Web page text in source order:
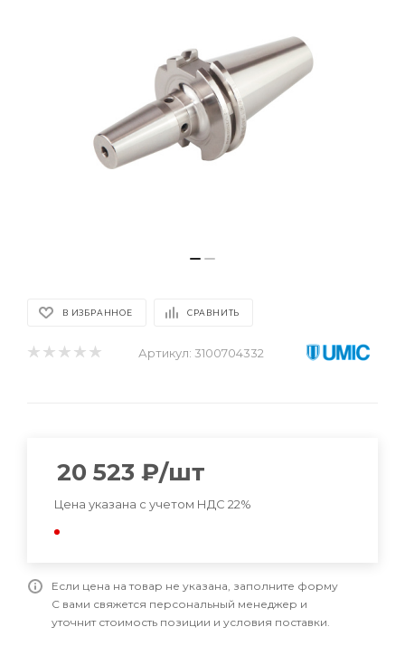
В ИЗБРАННОЕ СРАВНИТЬ
Артикул: 3100704332
20 523 ₽/шт
Цена указана с учетом НДС 22%
Если цена на товар не указана, заполните форму
С вами свяжется персональный менеджер и
уточнит стоимость позиции и условия поставки.